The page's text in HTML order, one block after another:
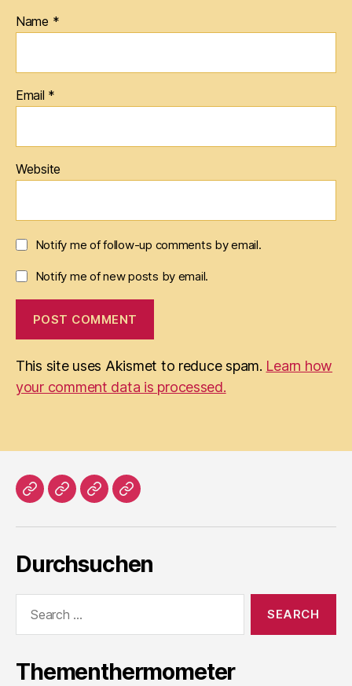
Name *
Email *
Website
Notify me of follow-up comments by email.
Notify me of new posts by email.
This site uses Akismet to reduce spam. Learn how
your comment data is processed.
HomeLiteratur
ProsaImpressum
Durchsuchen
Thementhermometer